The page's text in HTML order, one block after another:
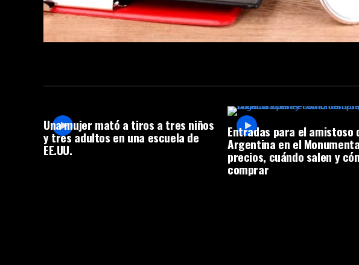
Una mujer mató a tiros a tres niños
y tres adultos en una escuela de
EE.UU.
Entradas para el amistoso
Argentina en el
precios, cuándo salen y
comprar